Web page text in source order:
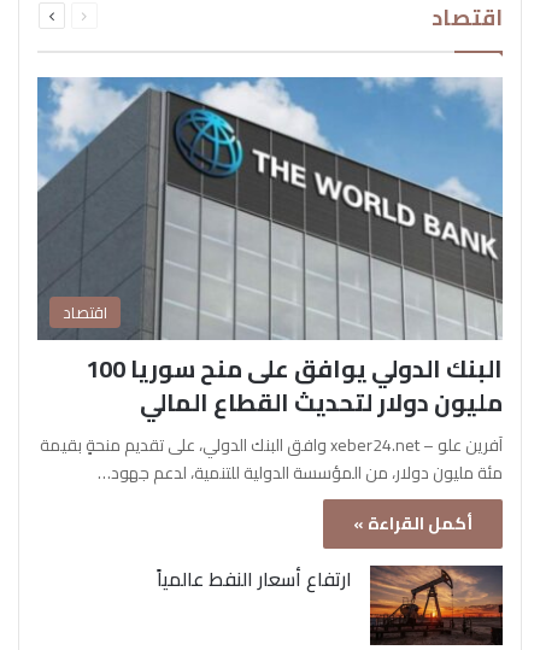
اقتصاد الصفحةالصفحة
اقتصاد
البنك الدولي يوافق على منح سوريا 100
مليون دولار لتحديث القطاع المالي
آفرين علو – xeber24.net وافق البنك الدولي، على تقديم منحةٍ بقيمة
مئة مليون دولار، من المؤسسة الدولية للتنمية، لدعم جهود…
أكمل القراءة »
ارتفاع أسعار النفط عالمياً